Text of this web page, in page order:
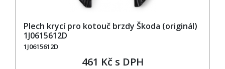
Plech krycí pro kotouč brzdy Škoda (originál)
1J0615612D
1J0615612D
461 Kč s DPH